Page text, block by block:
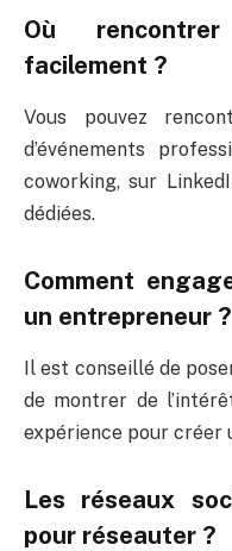
Où
facilement ?
Vous pouvez
d’événements
coworking, sur
dédiées.
Comment
un entrepreneur ?
Il est conseillé de
de montrer de
expérience pour créer
Les réseaux
pour réseauter ?